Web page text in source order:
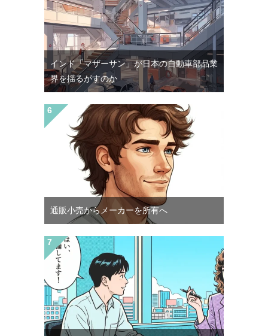
インド「マザーサン」が日本の自動車部品業
界を揺るがすのか
通販小売からメーカーを所有へ